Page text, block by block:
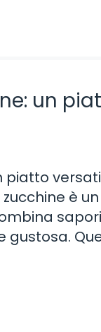
un
piatto
è
gustosa.